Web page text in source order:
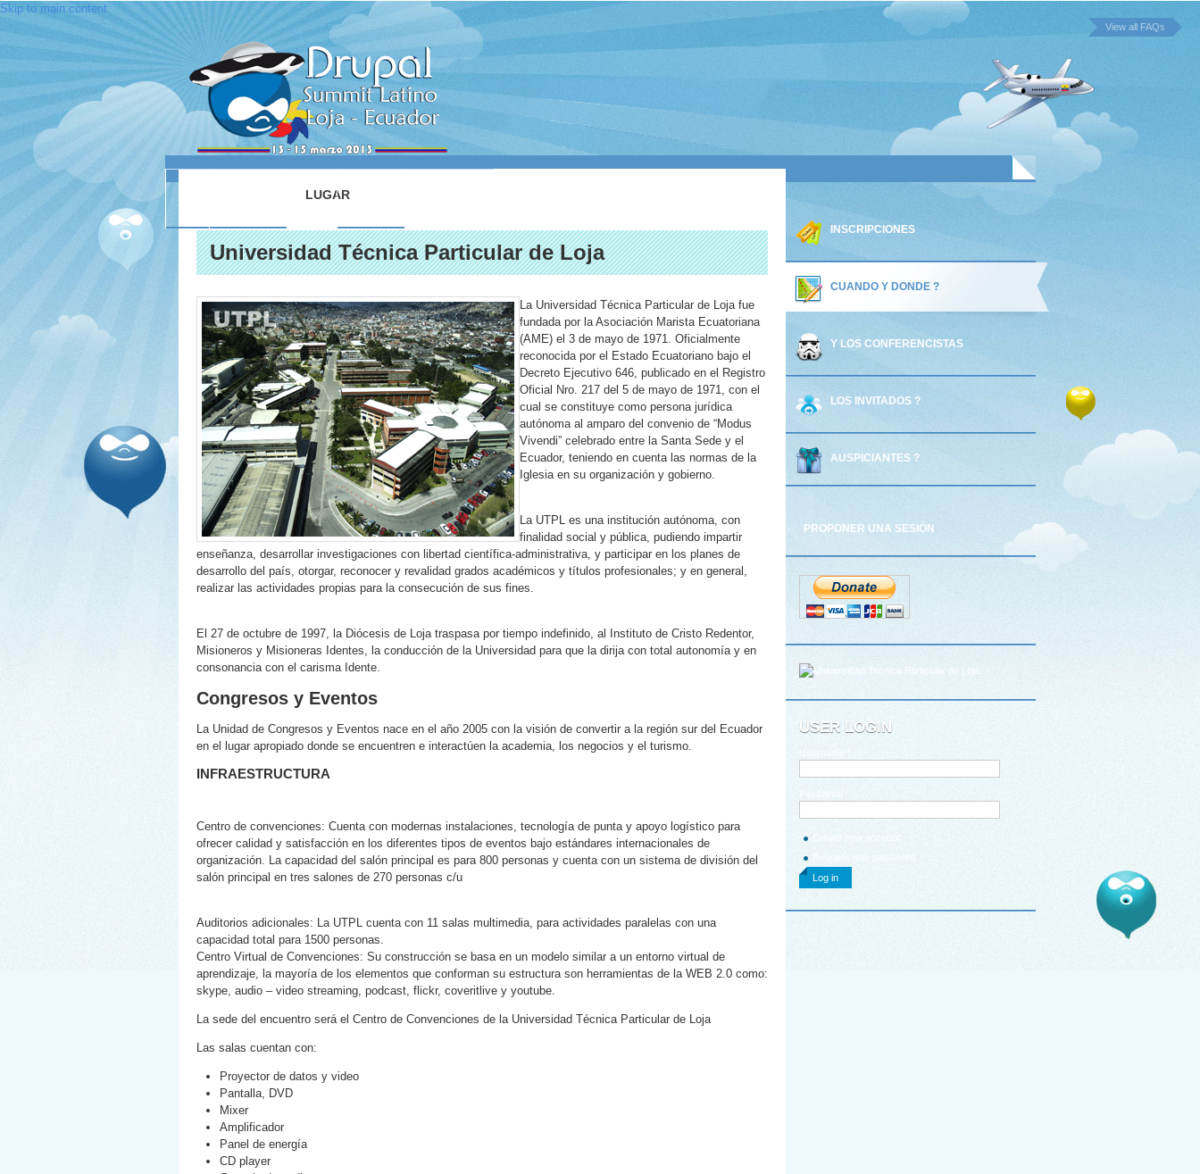
Skip to main content
LUGAR
Universidad Técnica Particular de Loja
La Universidad Técnica Particular de Loja fue
fundada por la Asociación Marista Ecuatoriana
(AME) el 3 de mayo de 1971. Oficialmente
reconocida por el Estado Ecuatoriano bajo el
Decreto Ejecutivo 646, publicado en el Registro
Oficial Nro. 217 del 5 de mayo de 1971, con el
cual se constituye como persona jurídica
autónoma al amparo del convenio de “Modus
Vivendi” celebrado entre la Santa Sede y el
Ecuador, teniendo en cuenta las normas de la
Iglesia en su organización y gobierno.
La UTPL es una institución autónoma, con
finalidad social y pública, pudiendo impartir
enseñanza, desarrollar investigaciones con libertad científica-administrativa, y participar en los planes de
desarrollo del país, otorgar, reconocer y revalidad grados académicos y títulos profesionales; y en general,
realizar las actividades propias para la consecución de sus fines.
El 27 de octubre de 1997, la Diócesis de Loja traspasa por tiempo indefinido, al Instituto de Cristo Redentor,
Misioneros y Misioneras Identes, la conducción de la Universidad para que la dirija con total autonomía y en
consonancia con el carisma Idente.
Congresos y Eventos
La Unidad de Congresos y Eventos nace en el año 2005 con la visión de convertir a la región sur del Ecuador
en el lugar apropiado donde se encuentren e interactúen la academia, los negocios y el turismo.
INFRAESTRUCTURA
Centro de convenciones: Cuenta con modernas instalaciones, tecnología de punta y apoyo logístico para
ofrecer calidad y satisfacción en los diferentes tipos de eventos bajo estándares internacionales de
organización. La capacidad del salón principal es para 800 personas y cuenta con un sistema de división del
salón principal en tres salones de 270 personas c/u
Auditorios adicionales: La UTPL cuenta con 11 salas multimedia, para actividades paralelas con una
capacidad total para 1500 personas.
Centro Virtual de Convenciones: Su construcción se basa en un modelo similar a un entorno virtual de
aprendizaje, la mayoría de los elementos que conforman su estructura son herramientas de la WEB 2.0 como:
skype, audio – video streaming, podcast, flickr, coveritlive y youtube.
La sede del encuentro será el Centro de Convenciones de la Universidad Técnica Particular de Loja
Las salas cuentan con:
Proyector de datos y video
Pantalla, DVD
Mixer
Amplificador
Panel de energía
CD player
INSCRIPCIONES
CUANDO Y DONDE ?
Y LOS CONFERENCISTAS
LOS INVITADOS ?
AUSPICIANTES ?
PROPONER UNA SESIÓN
USER LOGIN
View all FAQs